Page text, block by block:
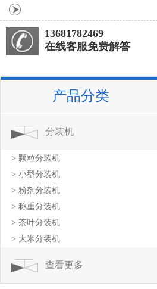
13681782469
在线客服免费解答
产品分类
分装机
> 颗粒分装机
> 小型分装机
> 粉剂分装机
> 称重分装机
> 茶叶分装机
> 大米分装机
查看更多